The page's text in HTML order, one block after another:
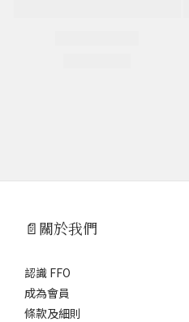
📄關於我們
認識 FFO
成為會員
條款及細則